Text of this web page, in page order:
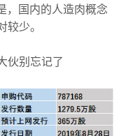
，国内的人造肉概念
少。
伙别忘记了